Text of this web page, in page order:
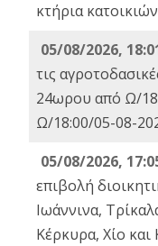
κτήρια
05/08/2026,
τις
24ωρου από Ω/
Ω/18:00/05-08-
05/08/2026,
επιβολή
Ιωάννινα,
Κέρκυρα, Χίο και